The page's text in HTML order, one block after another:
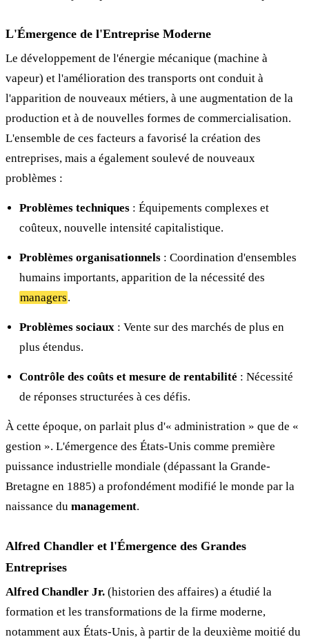
L'Émergence de l'Entreprise Moderne
Le développement de l'énergie mécanique (machine à
vapeur) et l'amélioration des transports ont conduit à
l'apparition de nouveaux métiers, à une augmentation de la
production et à de nouvelles formes de commercialisation.
L'ensemble de ces facteurs a favorisé la création des
entreprises, mais a également soulevé de nouveaux
problèmes :
Problèmes techniques : Équipements complexes et
coûteux, nouvelle intensité capitalistique.
Problèmes organisationnels : Coordination d'ensembles
humains importants, apparition de la nécessité des
managers.
Problèmes sociaux : Vente sur des marchés de plus en
plus étendus.
Contrôle des coûts et mesure de rentabilité : Nécessité
de réponses structurées à ces défis.
À cette époque, on parlait plus d'« administration » que de «
gestion ». L'émergence des États-Unis comme première
puissance industrielle mondiale (dépassant la Grande-
Bretagne en 1885) a profondément modifié le monde par la
naissance du management.
Alfred Chandler et l'Émergence des Grandes
Entreprises
Alfred Chandler Jr. (historien des affaires) a étudié la
formation et les transformations de la firme moderne,
notamment aux États-Unis, à partir de la deuxième moitié du